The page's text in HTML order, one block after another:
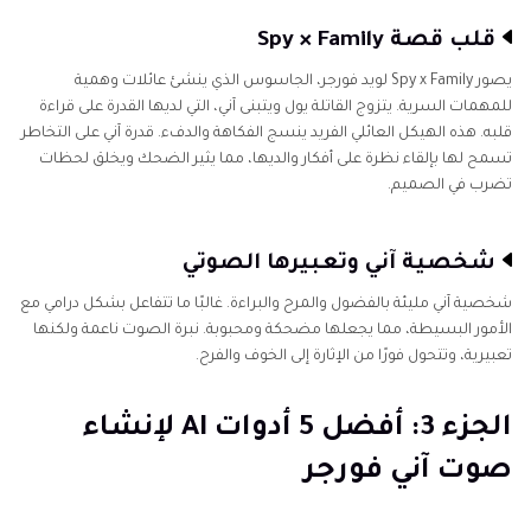
قلب قصة Spy × Family
يصور Spy x Family لويد فورجر، الجاسوس الذي ينشئ عائلات وهمية
للمهمات السرية. يتزوج القاتلة يول ويتبنى آني، التي لديها القدرة على قراءة
قلبه. هذه الهيكل العائلي الفريد ينسج الفكاهة والدفء. قدرة آني على التخاطر
تسمح لها بإلقاء نظرة على أفكار والديها، مما يثير الضحك ويخلق لحظات
تضرب في الصميم.
شخصية آني وتعبيرها الصوتي
شخصية آني مليئة بالفضول والمرح والبراءة. غالبًا ما تتفاعل بشكل درامي مع
الأمور البسيطة، مما يجعلها مضحكة ومحبوبة. نبرة الصوت ناعمة ولكنها
تعبيرية، وتتحول فورًا من الإثارة إلى الخوف والفرح.
الجزء 3: أفضل 5 أدوات AI لإنشاء
صوت آني فورجر